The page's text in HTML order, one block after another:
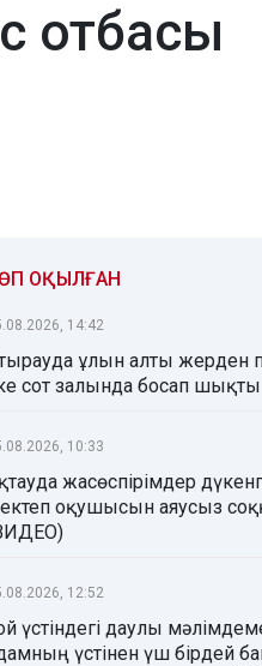
отбасы
ОҚЫЛҒАН
14:42
ұлын алты жерден
сот залында босап шықты
10:33
жасөспірімдер
оқушысын аяусыз
12:52
үстіндегі даулы
үстінен үш бірдей